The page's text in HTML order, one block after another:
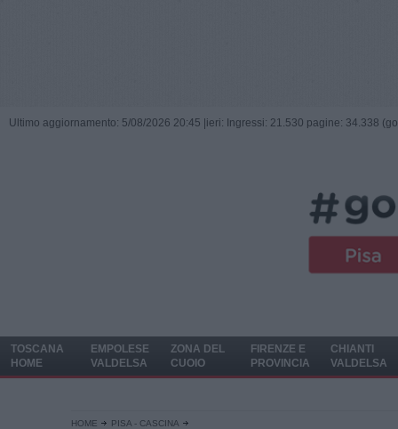
Ultimo aggiornamento: 5/08/2026 20:45 | ieri: Ingressi: 21.530 pagine: 34.338
TOSCANA
HOME
EMPOLESE
VALDELSA
ZONA DEL
CUOIO
FIRENZE E
PROVINCIA
CHIANTI
VALDELSA
HOME PISA - CASCINA